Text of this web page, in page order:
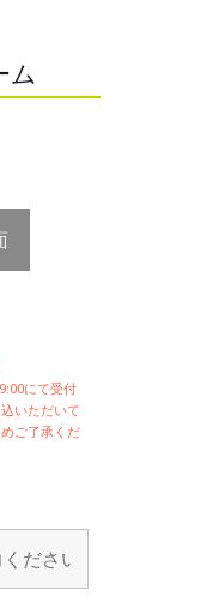
ム
にて受付
いただいて
ご了承くだ